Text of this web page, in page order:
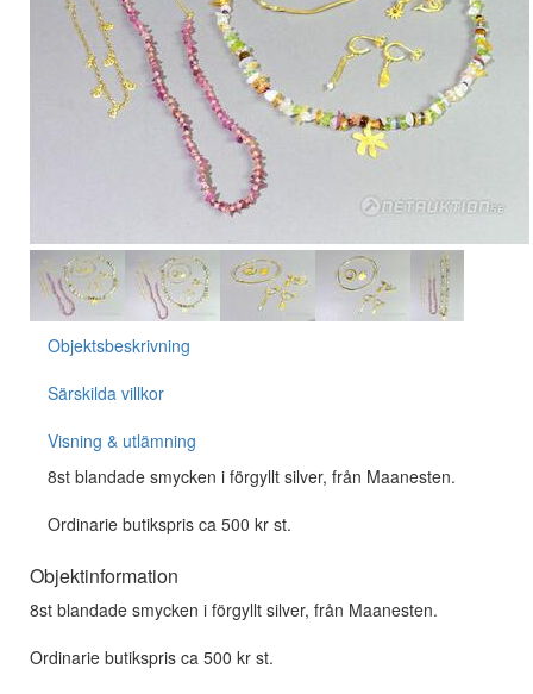
Objektsbeskrivning
Särskilda villkor
Visning & utlämning
8st blandade smycken i förgyllt silver, från Maanesten.
Ordinarie butikspris ca 500 kr st.
Objektinformation
8st blandade smycken i förgyllt silver, från Maanesten.
Ordinarie butikspris ca 500 kr st.